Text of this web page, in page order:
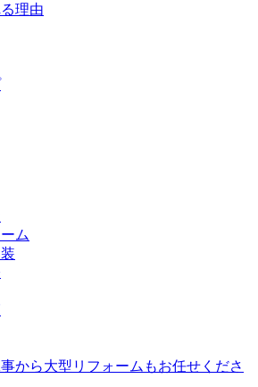
理由
ム
から大型リフォームもお任せくださ